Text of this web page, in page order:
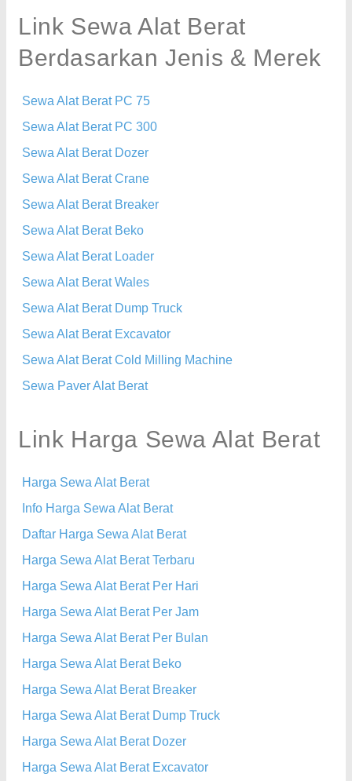
Link Sewa Alat Berat
Berdasarkan Jenis & Merek
Sewa Alat Berat PC 75
Sewa Alat Berat PC 300
Sewa Alat Berat Dozer
Sewa Alat Berat Crane
Sewa Alat Berat Breaker
Sewa Alat Berat Beko
Sewa Alat Berat Loader
Sewa Alat Berat Wales
Sewa Alat Berat Dump Truck
Sewa Alat Berat Excavator
Sewa Alat Berat Cold Milling Machine
Sewa Paver Alat Berat
Link Harga Sewa Alat Berat
Harga Sewa Alat Berat
Info Harga Sewa Alat Berat
Daftar Harga Sewa Alat Berat
Harga Sewa Alat Berat Terbaru
Harga Sewa Alat Berat Per Hari
Harga Sewa Alat Berat Per Jam
Harga Sewa Alat Berat Per Bulan
Harga Sewa Alat Berat Beko
Harga Sewa Alat Berat Breaker
Harga Sewa Alat Berat Dump Truck
Harga Sewa Alat Berat Dozer
Harga Sewa Alat Berat Excavator